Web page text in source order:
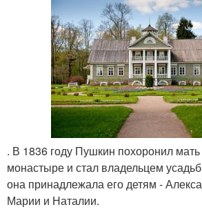
. В 1836 году Пушкин похоронил мать
монастыре и стал владельцем
она принадлежала его детям -
Марии и Наталии.